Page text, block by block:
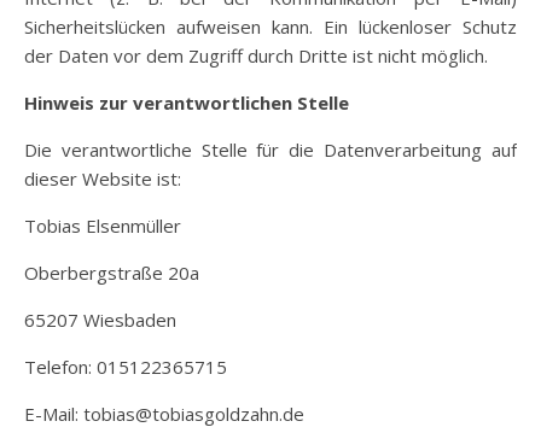
Sicherheitslücken aufweisen kann. Ein lückenloser Schutz
der Daten vor dem Zugriff durch Dritte ist nicht möglich.
Hinweis zur verantwortlichen Stelle
Die verantwortliche Stelle für die Datenverarbeitung auf
dieser Website ist:
Tobias Elsenmüller
Oberbergstraße 20a
65207 Wiesbaden
Telefon: 015122365715
E-Mail: tobias@tobiasgoldzahn.de